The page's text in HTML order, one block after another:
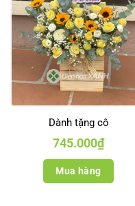
Dành tặng cô
745.000₫
Mua hàng